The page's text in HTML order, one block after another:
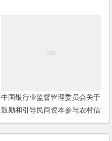
中国银行业监督管理委员会关于
鼓励和引导民间资本参与农村信
用社产权改革工作的通知